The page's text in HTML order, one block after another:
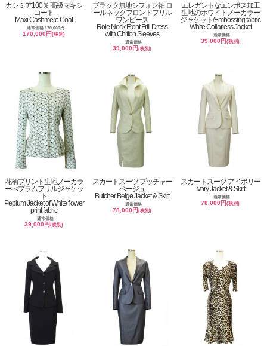
カシミア100％ 高級マキシ
コート
Maxi Cashmere Coat
通常価格 170,000円
170,000円(税別)
ブラック無地シフォン袖 ロ
ールネックフロントフリル
ワンピース
Role Neck Front Frill Dress
with Chiffon Sleeves
通常価格
39,000円(税別)
エレガントなエンボス加工
生地のホワイトノーカラー
ジャケット/Embossing fabric
White Collarless Jacket
通常価格
39,000円(税別)
花柄プリント生地ノーカラ
ーぺプラムフリルジャケッ
ト
Peplum Jacket of White flower
print fabric
通常価格
39,000円(税別)
スカートスーツ ブッチャー
ベージュ
Butcher Beige Jacket & Skirt
通常価格
78,000円(税別)
スカートスーツ アイボリー
Ivory Jacket & Skirt
通常価格
78,000円(税別)